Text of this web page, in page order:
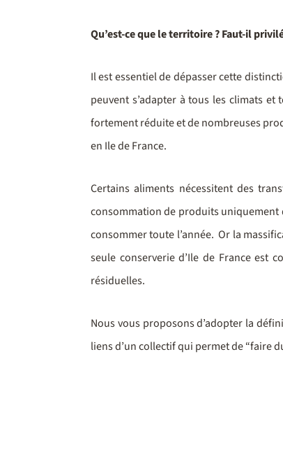
Qu’est-ce que le territoire ? Faut-il
Il est essentiel de dépasser cette
peuvent s’adapter à tous les climats
fortement réduite et de nombreuses
en Ile de France.
Certains aliments nécessitent des
consommation de produits uniquement
consommer toute l’année. Or la
seule conserverie d’Ile de France est
résiduelles.
Nous vous proposons d’adopter la
liens d’un collectif qui permet de “faire